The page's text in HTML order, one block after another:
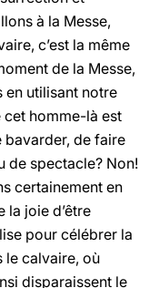
à la Messe,
c’est la même
de la Messe,
utilisant notre
homme-là est
bavarder, de faire
de spectacle? Non!
certainement en
la joie d’être
pour célébrer la
le calvaire, où
disparaissent le